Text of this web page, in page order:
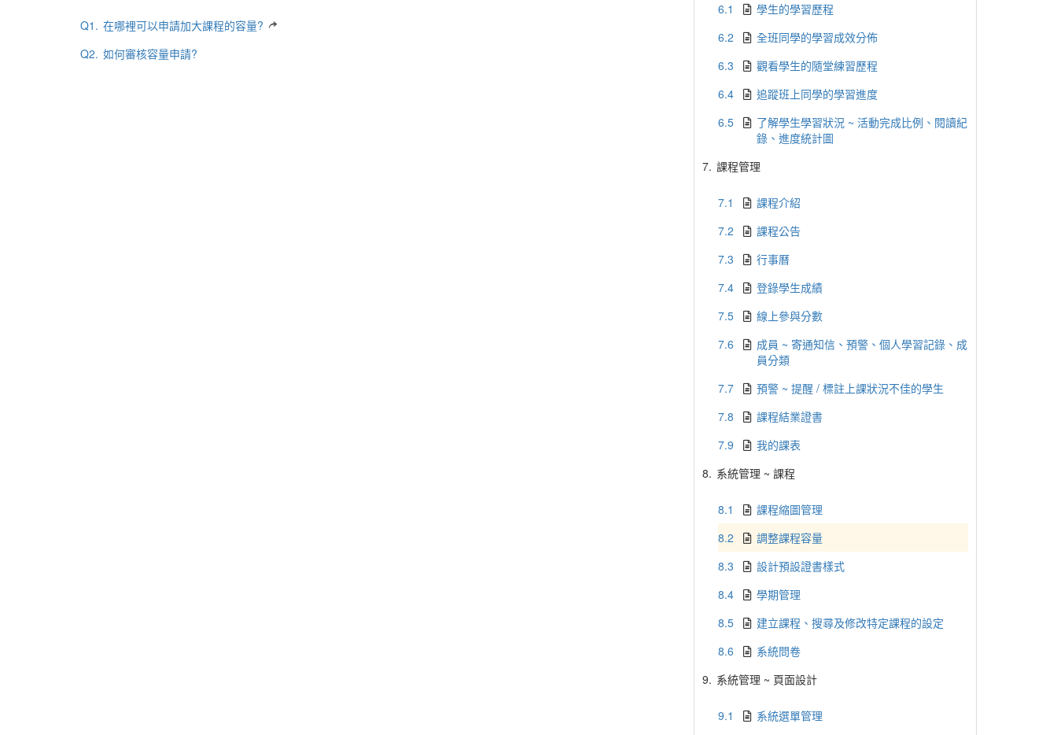
Q1. 在哪裡可以申請加大課程的容量?
Q2. 如何審核容量申請?
6.1
學生的學習歷程
6.2
全班同學的學習成效分佈
6.3
觀看學生的隨堂練習歷程
6.4
追蹤班上同學的學習進度
6.5
了解學生學習狀況 ~ 活動完成比例、閱讀紀
錄、進度統計圖
7. 課程管理
7.1
課程介紹
7.2
課程公告
7.3
行事曆
7.4
登錄學生成績
7.5
線上參與分數
7.6
成員 ~ 寄通知信、預警、個人學習記錄、成
員分類
7.7
預警 ~ 提醒 / 標註上課狀況不佳的學生
7.8
課程結業證書
7.9
我的課表
8. 系統管理 ~ 課程
8.1
課程縮圖管理
8.2
調整課程容量
8.3
設計預設證書樣式
8.4
學期管理
8.5
建立課程、搜尋及修改特定課程的設定
8.6
系統問卷
9. 系統管理 ~ 頁面設計
9.1
系統選單管理